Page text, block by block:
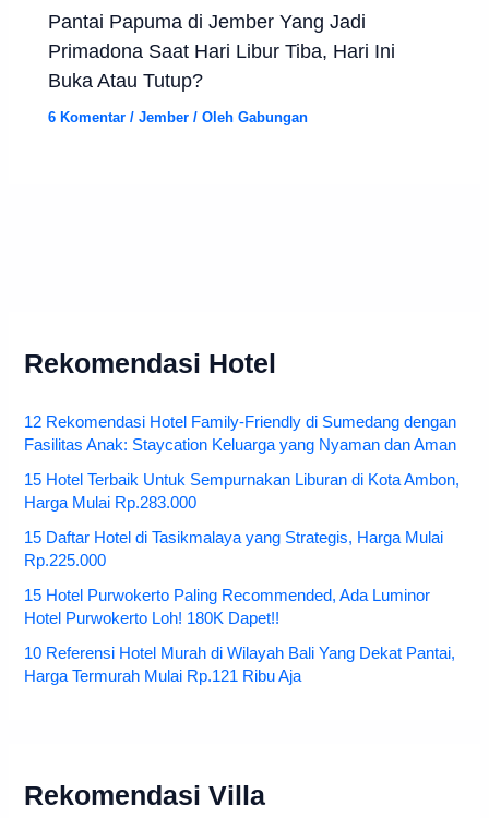
Pantai Papuma di Jember Yang Jadi
Primadona Saat Hari Libur Tiba, Hari Ini
Buka Atau Tutup?
6 Komentar /Jember / OlehGabungan
Rekomendasi Hotel
12 Rekomendasi Hotel Family-Friendly di Sumedang dengan
Fasilitas Anak: Staycation Keluarga yang Nyaman dan Aman
15 Hotel Terbaik Untuk Sempurnakan Liburan di Kota Ambon,
Harga Mulai Rp.283.000
15 Daftar Hotel di Tasikmalaya yang Strategis, Harga Mulai
Rp.225.000
15 Hotel Purwokerto Paling Recommended, Ada Luminor
Hotel Purwokerto Loh! 180K Dapet!!
10 Referensi Hotel Murah di Wilayah Bali Yang Dekat Pantai,
Harga Termurah Mulai Rp.121 Ribu Aja
Rekomendasi Villa